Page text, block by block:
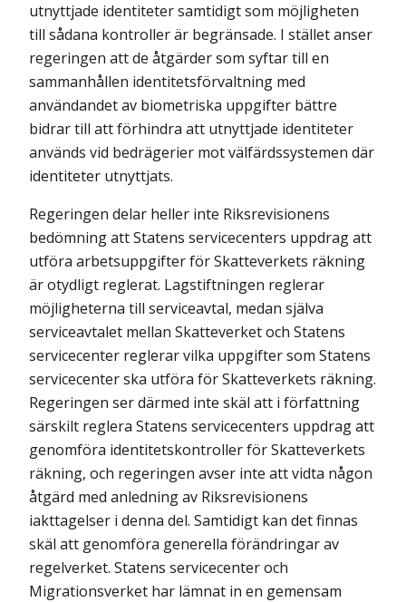
utnyttjade identiteter samtidigt som möjligheten
till sådana kontroller är begränsade. I stället anser
regeringen att de åtgärder som syftar till en
sammanhållen identitets­förvaltning med
användandet av biometriska uppgifter bättre
bidrar till att förhindra att utnyttjade identiteter
används vid bedrägerier mot välfärds­systemen där
identiteter utnyttjats.
Regeringen delar heller inte Riksrevisionens
bedömning att Statens servicecenters uppdrag att
utföra arbetsuppgifter för Skatteverkets räkning
är otydligt reglerat. Lagstiftningen reglerar
möjligheterna till serviceavtal, medan själva
serviceavtalet mellan Skatteverket och Statens
servicecenter reglerar vilka uppgifter som Statens
servicecenter ska utföra för Skatteverkets räkning.
Regeringen ser därmed inte skäl att i författning
särskilt reglera Statens servicecenters uppdrag att
genomföra identitetskontroller för Skatteverkets
räkning, och regeringen avser inte att vidta någon
åtgärd med anledning av Riksrevisionens
iakttagelser i denna del. Samtidigt kan det finnas
skäl att genomföra generella förändringar av
regelverket. Statens servicecenter och
Migrationsverket har lämnat in en gemensam